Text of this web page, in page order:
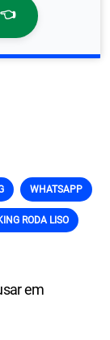
👈
WHATSAPP
RODA LISO
em